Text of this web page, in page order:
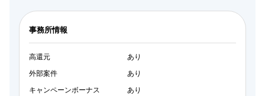
事務所情報
高還元
あり
外部案件
あり
キャンペーンボーナス
あり